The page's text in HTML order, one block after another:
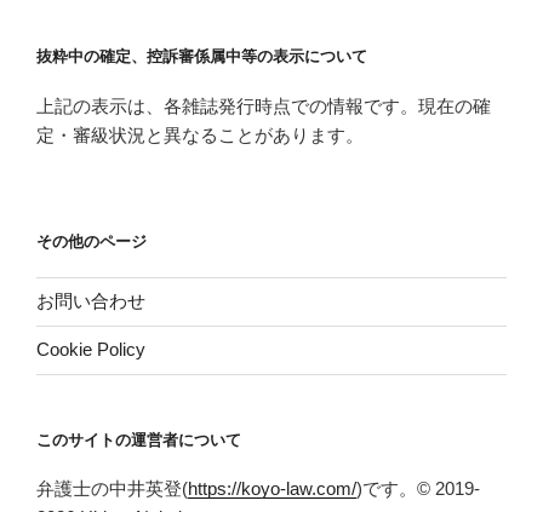
抜粋中の確定、控訴審係属中等の表示について
上記の表示は、各雑誌発行時点での情報です。現在の確
定・審級状況と異なることがあります。
その他のページ
お問い合わせ
Cookie Policy
このサイトの運営者について
弁護士の中井英登(https://koyo-law.com/)です。© 2019-